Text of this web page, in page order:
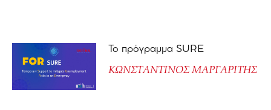
Το πρόγραμμα SURE
ΚΩΝΣΤΑΝΤΙΝΟΣ ΜΑΡΓΑΡΙΤΗΣ